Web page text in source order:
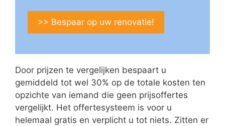
>> Bespaar op uw renovatie!
Door prijzen te vergelijken bespaart u
gemiddeld tot wel 30% op de totale kosten ten
opzichte van iemand die geen prijsoffertes
vergelijkt. Het offertesysteem is voor u
helemaal gratis en verplicht u tot niets. Zitten er